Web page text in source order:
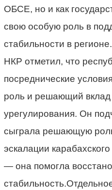
ОБСЕ, но и как
свою особую роль в
стабильности в
НКР отметил, что
посреднические
роль и решающий вклад
урегулирования. Он
сыграла решающую
эскалации
— она помогла